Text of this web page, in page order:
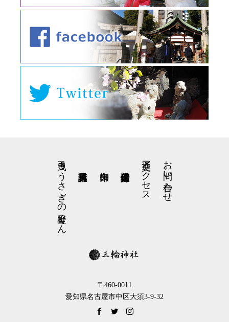
お問い合わせ
交通アクセス
弓曳きうさぎの星野くん
〒460-0011
愛知県名古屋市中区大須3-9-32